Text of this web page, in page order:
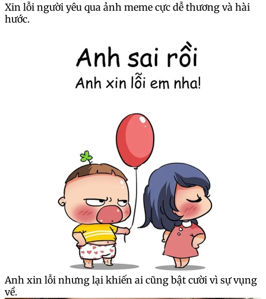
Xin lỗi người yêu qua ảnh meme cực dễ thương và hài
hước.
Anh xin lỗi nhưng lại khiến ai cũng bật cười vì sự vụng
về.